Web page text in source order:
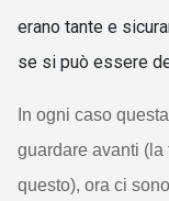
erano tante e
se si può essere
In ogni caso
guardare avanti
questo), ora ci